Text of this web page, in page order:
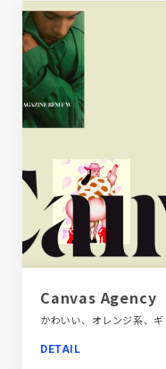
Canvas Agency
DETAIL